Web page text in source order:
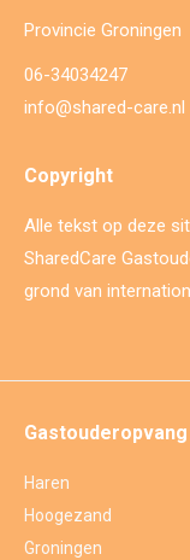
Provincie Groningen
06-34034247
info@shared-care.nl
Copyright
Alle tekst op deze
SharedCare
grond van
Haren
Hoogezand
Groningen